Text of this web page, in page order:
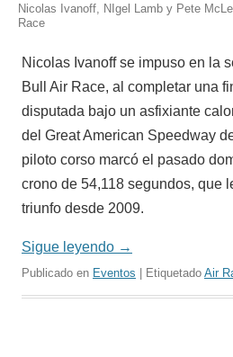
Nicolas Ivanoff, NIgel Lamb y Pete
Race
Nicolas Ivanoff se impuso en la
Bull Air Race, al completar una
disputada bajo un asfixiante
del Great American Speedway
piloto corso marcó el pasado
crono de 54,118 segundos, que
triunfo desde 2009.
Sigue leyendo →
Publicado en Eventos | Etiquetado Air